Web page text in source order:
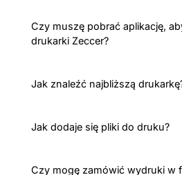
Czy muszę pobrać aplikację,
drukarki Zeccer?
Jak znaleźć najbliższą
Jak dodaje się pliki do druku?
Czy mogę zamówić wydruki w